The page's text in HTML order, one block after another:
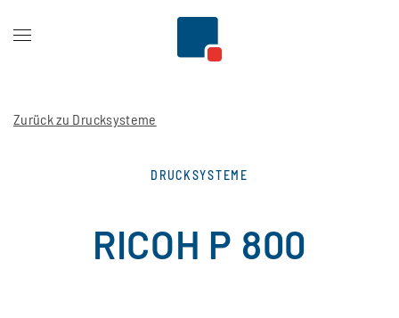
Zurück zu Drucksysteme
DRUCKSYSTEME
RICOH P 800